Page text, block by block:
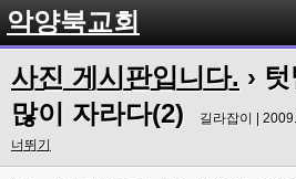
악양북교회
사진 게시판입니다. ›
많이 자라다(2)
길라잡이 |
너뛰기